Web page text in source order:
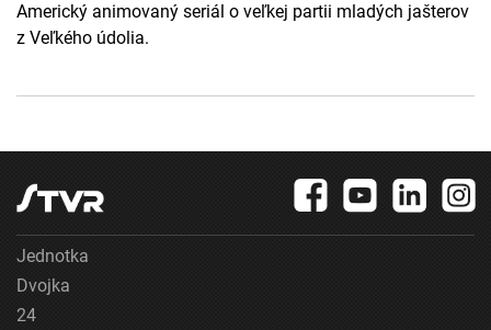
Americký animovaný seriál o veľkej partii mladých jašterov
z Veľkého údolia.
Jednotka
Dvojka
24